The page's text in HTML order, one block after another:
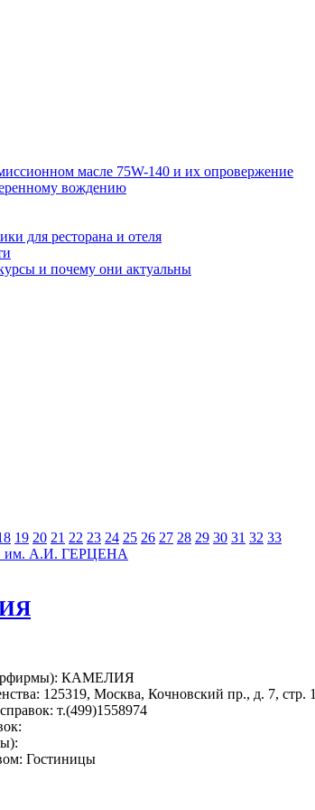
масле 75W-140 и их опровержение
вождению
для ресторана и отеля
и почему они актуальны
19 20 21 22 23 24 25 26 27 28 29 30 31 32 33
А.И. ГЕРЦЕНА
КАМЕЛИЯ
125319, Москва, Кочновский пр., д. 7, стр. 1
т.(499)1558974
Гостиницы